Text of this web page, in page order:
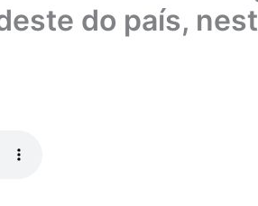
do país,